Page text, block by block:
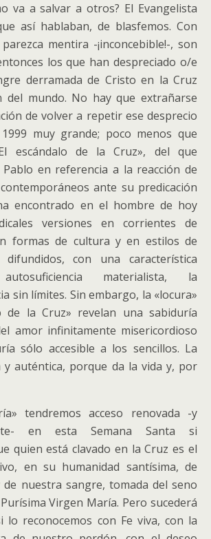
va a salvar a otros? El Evangelista
así hablaban, de blasfemos. Con
mentira -¡inconcebible!-, son
los que han despreciado o/e
derramada de Cristo en la Cruz
del mundo. No hay que extrañarse
de volver a repetir ese desprecio
muy grande; poco menos que
escándalo de la Cruz», del que
en referencia a la reacción de
ante su predicación
encontrado en el hombre de hoy
versiones en corrientes de
formas de cultura y en estilos de
difundidos, con una característica
materialista, la
sin límites. Sin embargo, la «locura»
de la Cruz» revelan una sabiduría
amor infinitamente misericordioso
sólo accesible a los sencillos. La
y auténtica, porque da la vida y, por
tendremos acceso renovada -y
en esta Semana Santa si
quien está clavado en la Cruz es el
en su humanidad santísima, de
nuestra sangre, tomada del seno
Virgen María. Pero sucederá
lo reconocemos con Fe viva, con la